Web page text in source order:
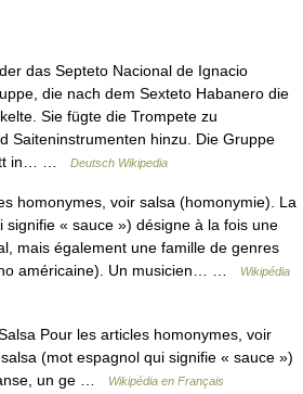
das Septeto Nacional de Ignacio
die nach dem Sexteto Habanero die
Sie fügte die Trompete zu
Saiteninstrumenten hinzu. Die Gruppe
in… …
Deutsch Wikipedia
homonymes, voir salsa (homonymie). La
signifie « sauce ») désigne à la fois une
mais également une famille de genres
américaine). Un musicien… …
Wikipédia
Pour les articles homonymes, voir
(mot espagnol qui signifie « sauce »)
un ge …
Wikipédia en Français